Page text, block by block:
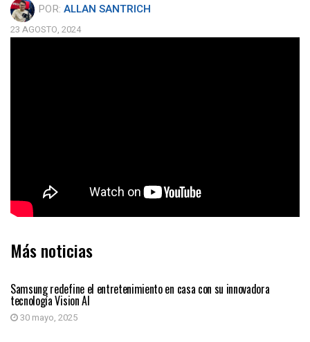
POR: ALLAN SANTRICH
23 AGOSTO, 2024
Más noticias
Samsung redefine el entretenimiento en casa con su innovadora
tecnología Vision AI
30 mayo, 2025
ECONÓMICAS